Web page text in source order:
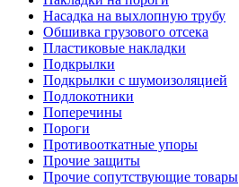
Насадка на выхлопную трубу
Обшивка грузового отсека
Пластиковые накладки
Подкрылки
Подкрылки с шумоизоляцией
Подлокотники
Поперечины
Пороги
Противооткатные упоры
Прочие защиты
Прочие сопутствующие товары